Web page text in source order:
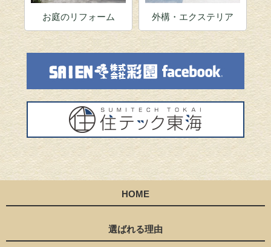
お庭のリフォーム 外構・エクステリア
HOME
選ばれる理由